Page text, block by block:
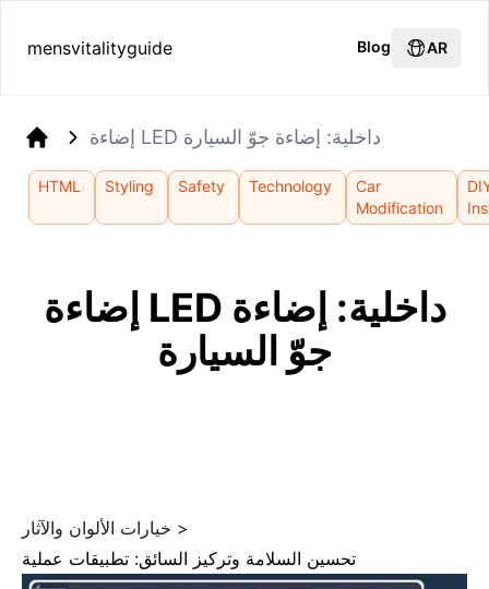
mensvitalityguide Blog AR
إضاءة LED داخلية: إضاءة جوّ السيارة
HTML Styling Safety Technology
Car
Modification
إضاءة LED داخلية: إضاءة
جوّ السيارة
خيارات الألوان والآثار >
تحسين السلامة وتركيز السائق: تطبيقات عملية